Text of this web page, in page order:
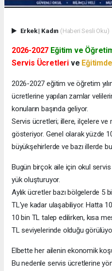
Erkek| Kadın (Haberi Sesli Oku)
2026-2027 Eğitim ve
Servis Ücretleri ve
2026-2027 eğitim ve öğretim
ücretlerine yapılan zamlar
konuların başında geliyor.
Servis ücretleri; illere, ilçelere ve
gösteriyor. Genel olarak yüzde
büyükşehirlerde ve bazı illerde
Bugün birçok aile için okul
yük oluşturuyor.
Aylık ücretler bazı bölgelerde 5
TL'ye kadar ulaşabiliyor. Hatta
10 bin TL talep edilirken, kısa
TL seviyelerinde olduğu
Elbette her ailenin ekonomik
Bu nedenle servis ücretlerine